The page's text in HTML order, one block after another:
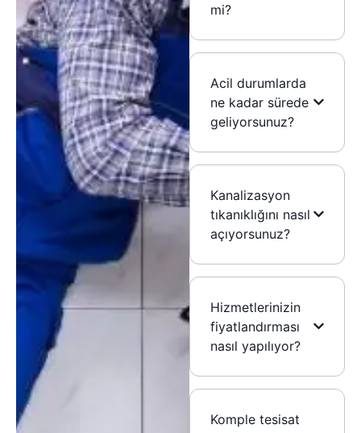
mi?
Acil durumlarda
ne kadar sürede
geliyorsunuz?
Kanalizasyon
tıkanıklığını nasıl
açıyorsunuz?
Hizmetlerinizin
fiyatlandırması
nasıl yapılıyor?
Komple tesisat